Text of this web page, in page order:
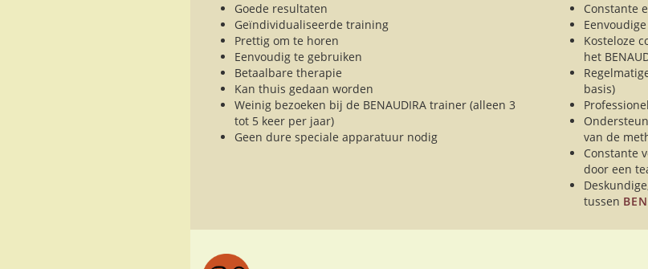
Goede resultaten
Geïndividualiseerde training
Prettig om te horen
Eenvoudig te gebruiken
Betaalbare therapie
Kan thuis gedaan worden
Weinig bezoeken bij de BENAUDIRA trainer (alleen 3
tot 5 keer per jaar)
Geen dure speciale apparatuur nodig
Constante
Kosteloze
het
basis)
van de
Constante
door een
tussen